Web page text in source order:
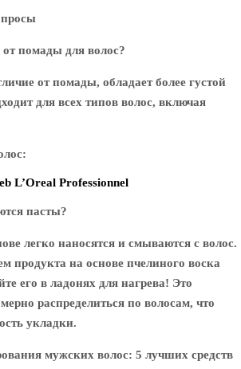
помады для волос?
от помады, обладает более густой
для всех типов волос, включая
L’Oreal Professionnel
пасты?
легко наносятся и смываются с волос.
продукта на основе пчелиного воска
его в ладонях для нагрева! Это
распределиться по волосам, что
укладки.